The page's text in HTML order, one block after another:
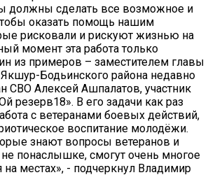
должны сделать все возможное и
оказать помощь нашим
рисковали и рискуют жизнью на
момент эта работа только
из примеров – заместителем главы
Бодьинского района недавно
СВО Алексей Ашпалатов, участник
резерв18». В его задачи как раз
с ветеранами боевых действий,
воспитание молодёжи.
знают вопросы ветеранов и
понаслышке, смогут очень многое
на местах», - подчеркнул Владимир